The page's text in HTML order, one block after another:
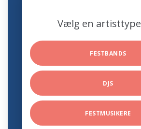
Vælg en
FESTBANDS
DJS
FESTMUSIKERE